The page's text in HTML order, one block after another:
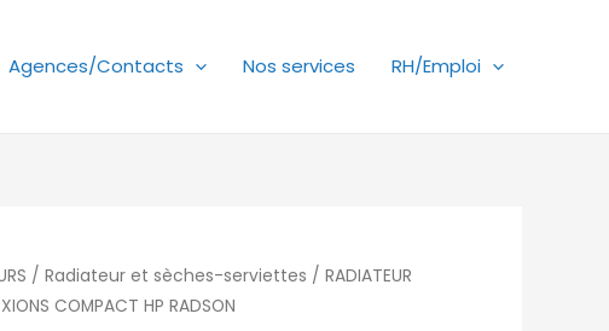
Agences/Contacts Nos services RH/Emploi
/Radiateur et sèches-serviettes / RADIATEUR
COMPACT HP RADSON